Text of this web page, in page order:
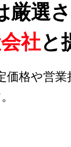
厳選
社と
格や営業